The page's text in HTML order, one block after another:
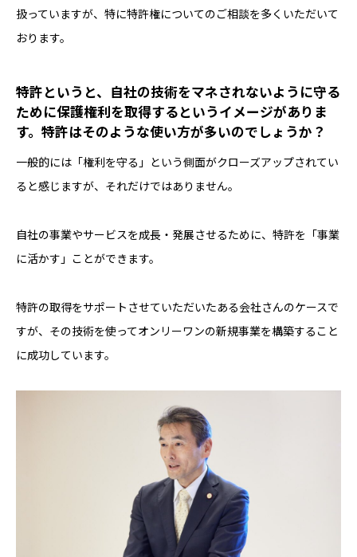
扱っていますが、特に特許権についてのご相談を多くいただいて
おります。
――特許というと、自社の技術をマネされないように守る
ために保護権利を取得するというイメージがありま
す。特許はそのような使い方が多いのでしょうか？
一般的には「権利を守る」という側面がクローズアップされてい
ると感じますが、それだけではありません。
自社の事業やサービスを成長・発展させるために、特許を「事業
に活かす」ことができます。
特許の取得をサポートさせていただいたある会社さんのケースで
すが、その技術を使ってオンリーワンの新規事業を構築すること
に成功しています。